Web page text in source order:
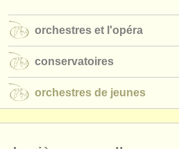
orchestres et l'opéra
conservatoires
orchestres de jeunes